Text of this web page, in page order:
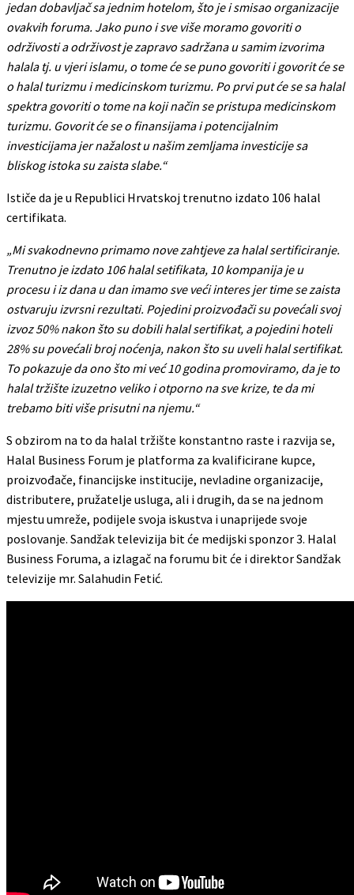
jedan dobavljač sa jednim hotelom, što je i smisao organizacije
ovakvih foruma. Jako puno i sve više moramo govoriti o
održivosti a održivost je zapravo sadržana u samim izvorima
halala tj. u vjeri islamu, o tome će se puno govoriti i govorit će se
o halal turizmu i medicinskom turizmu. Po prvi put će se sa halal
spektra govoriti o tome na koji način se pristupa medicinskom
turizmu. Govorit će se o finansijama i potencijalnim
investicijama jer nažalost u našim zemljama investicije sa
bliskog istoka su zaista slabe.“
Ističe da je u Republici Hrvatskoj trenutno izdato 106 halal
certifikata.
„Mi svakodnevno primamo nove zahtjeve za halal sertificiranje.
Trenutno je izdato 106 halal setifikata, 10 kompanija je u
procesu i iz dana u dan imamo sve veći interes jer time se zaista
ostvaruju izvrsni rezultati. Pojedini proizvođači su povećali svoj
izvoz 50% nakon što su dobili halal sertifikat, a pojedini hoteli
28% su povećali broj noćenja, nakon što su uveli halal sertifikat.
To pokazuje da ono što mi već 10 godina promoviramo, da je to
halal tržište izuzetno veliko i otporno na sve krize, te da mi
trebamo biti više prisutni na njemu.“
S obzirom na to da halal tržište konstantno raste i razvija se,
Halal Business Forum je platforma za kvalificirane kupce,
proizvođače, financijske institucije, nevladine organizacije,
distributere, pružatelje usluga, ali i drugih, da se na jednom
mjestu umreže, podijele svoja iskustva i unaprijede svoje
poslovanje. Sandžak televizija bit će medijski sponzor 3. Halal
Business Foruma, a izlagač na forumu bit će i direktor Sandžak
televizije mr. Salahudin Fetić.